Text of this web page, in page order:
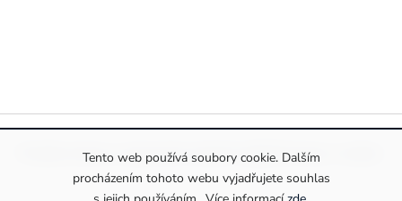
Tento web používá soubory cookie. Dalším
procházením tohoto webu vyjadřujete souhlas
Pravidla ochrany a zpracování osobních údajůInformace o cookies